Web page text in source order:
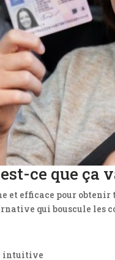
ce que ça
et efficace pour
qui bouscule les
intuitive